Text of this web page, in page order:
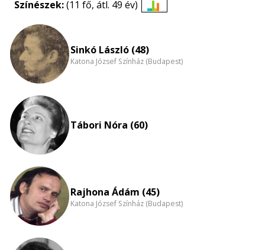
Színészek:(11 fő, átl. 49 év)
Sinkó László (48)
Katona József Színház (Budapest)
Tábori Nóra (60)
Rajhona Ádám (45)
Katona József Színház (Budapest)